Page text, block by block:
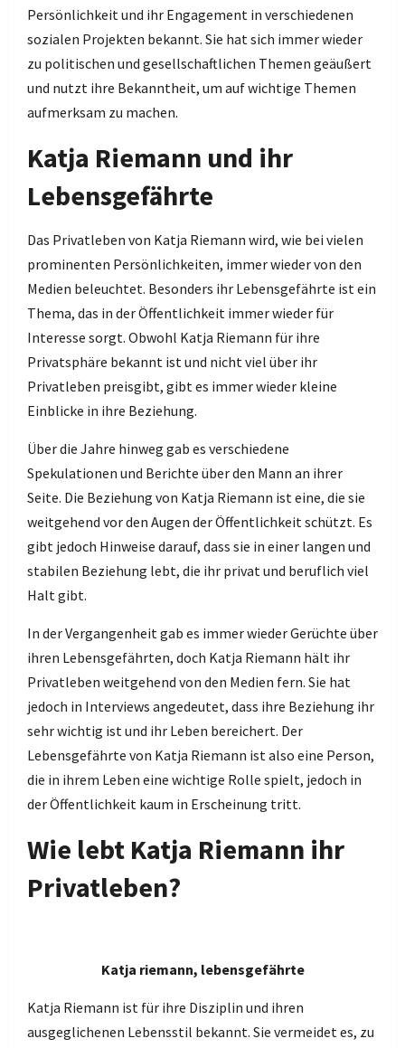
Persönlichkeit und ihr Engagement in verschiedenen
sozialen Projekten bekannt. Sie hat sich immer wieder
zu politischen und gesellschaftlichen Themen geäußert
und nutzt ihre Bekanntheit, um auf wichtige Themen
aufmerksam zu machen.
Katja Riemann und ihr
Lebensgefährte
Das Privatleben von Katja Riemann wird, wie bei vielen
prominenten Persönlichkeiten, immer wieder von den
Medien beleuchtet. Besonders ihr Lebensgefährte ist ein
Thema, das in der Öffentlichkeit immer wieder für
Interesse sorgt. Obwohl Katja Riemann für ihre
Privatsphäre bekannt ist und nicht viel über ihr
Privatleben preisgibt, gibt es immer wieder kleine
Einblicke in ihre Beziehung.
Über die Jahre hinweg gab es verschiedene
Spekulationen und Berichte über den Mann an ihrer
Seite. Die Beziehung von Katja Riemann ist eine, die sie
weitgehend vor den Augen der Öffentlichkeit schützt. Es
gibt jedoch Hinweise darauf, dass sie in einer langen und
stabilen Beziehung lebt, die ihr privat und beruflich viel
Halt gibt.
In der Vergangenheit gab es immer wieder Gerüchte über
ihren Lebensgefährten, doch Katja Riemann hält ihr
Privatleben weitgehend von den Medien fern. Sie hat
jedoch in Interviews angedeutet, dass ihre Beziehung ihr
sehr wichtig ist und ihr Leben bereichert. Der
Lebensgefährte von Katja Riemann ist also eine Person,
die in ihrem Leben eine wichtige Rolle spielt, jedoch in
der Öffentlichkeit kaum in Erscheinung tritt.
Wie lebt Katja Riemann ihr
Privatleben?
Katja riemann, lebensgefährte
Katja Riemann ist für ihre Disziplin und ihren
ausgeglichenen Lebensstil bekannt. Sie vermeidet es, zu